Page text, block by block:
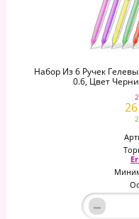
Набор Из 6 Ручек
0.6, Цвет
–